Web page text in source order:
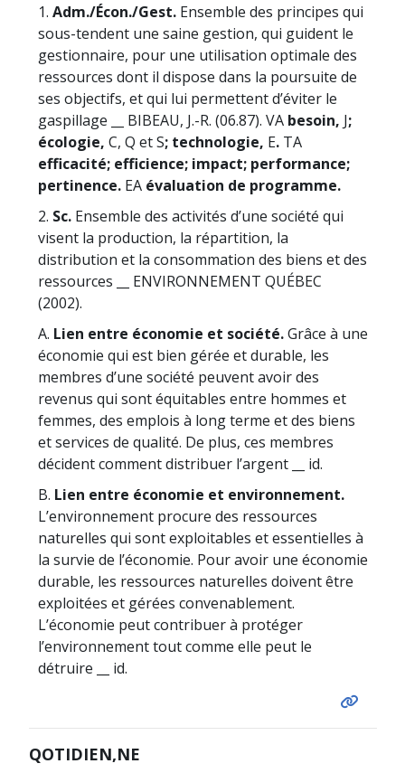
1. Adm./Écon./Gest.Ensemble des principes qui
sous-tendent une saine gestion, qui guident le
gestionnaire, pour une utilisation optimale des
ressources dont il dispose dans la poursuite de
ses objectifs, et qui lui permettent d’éviter le
gaspillage __ BIBEAU, J.-R. (06.87). VA besoin, J;
écologie, C, Q et S; technologie, E. TA
efficacité; efficience; impact; performance;
pertinence.EA évaluation de programme.
2. Sc. Ensemble des activités d’une société qui
visent la production, la répartition, la
distribution et la consommation des biens et des
ressources __ ENVIRONNEMENT QUÉBEC
(2002).
A. Lien entre économie et société.Grâce à une
économie qui est bien gérée et durable, les
membres d’une société peuvent avoir des
revenus qui sont équitables entre hommes et
femmes, des emplois à long terme et des biens
et services de qualité. De plus, ces membres
décident comment distribuer l’argent __ id.
B. Lien entre économie et environnement.
L’environnement procure des ressources
naturelles qui sont exploitables et essentielles à
la survie de l’économie. Pour avoir une économie
durable, les ressources naturelles doivent être
exploitées et gérées convenablement.
L’économie peut contribuer à protéger
l’environnement tout comme elle peut le
détruire __ id.
QOTIDIEN,NE